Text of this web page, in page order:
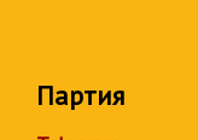
Партия